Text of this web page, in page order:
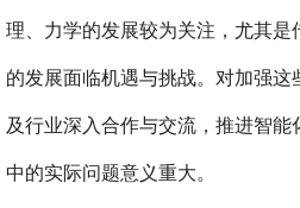
理、力学的发展较为关注，尤其
的发展面临机遇与挑战。对加强
及行业深入合作与交流，推进智
中的实际问题意义重大。